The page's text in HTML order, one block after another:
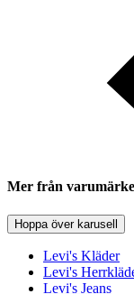
Mer från
Hoppa över karusell
Levi's Kläder
Levi's
Levi's Jeans